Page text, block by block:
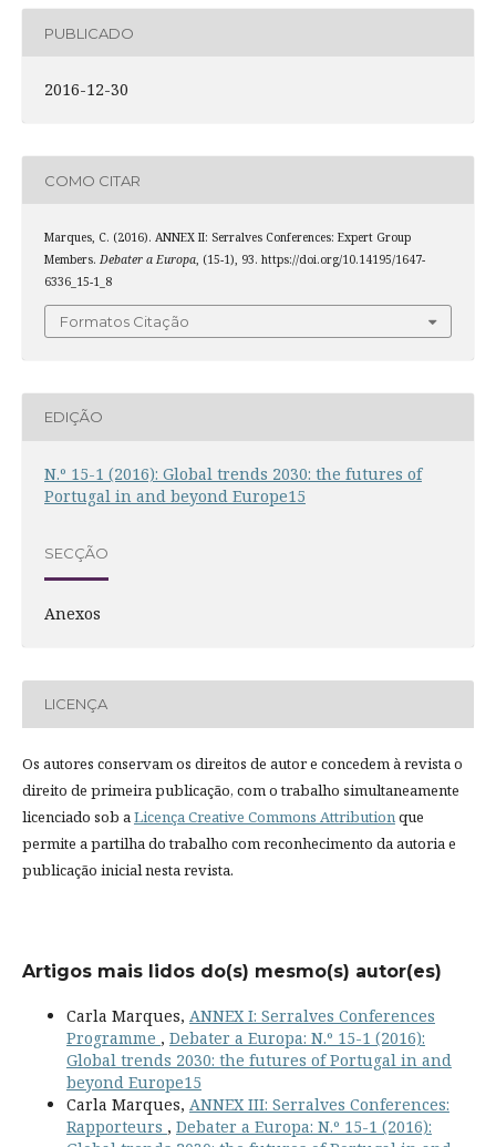
PUBLICADO
2016-12-30
COMO CITAR
Marques, C. (2016). ANNEX II: Serralves Conferences: Expert Group
Members. Debater a Europa, (15-1), 93. https://doi.org/10.14195/1647-
6336_15-1_8
Formatos Citação
EDIÇÃO
N.º 15-1 (2016): Global trends 2030: the futures of
Portugal in and beyond Europe15
SECÇÃO
Anexos
LICENÇA
Os autores conservam os direitos de autor e concedem à revista o
direito de primeira publicação, com o trabalho simultaneamente
licenciado sob aLicença Creative Commons Attributionque
permite a partilha do trabalho com reconhecimento da autoria e
publicação inicial nesta revista.
Artigos mais lidos do(s) mesmo(s) autor(es)
Carla Marques, ANNEX I: Serralves Conferences
Programme , Debater a Europa: N.º 15-1 (2016):
Global trends 2030: the futures of Portugal in and
beyond Europe15
Carla Marques, ANNEX III: Serralves Conferences:
Rapporteurs , Debater a Europa: N.º 15-1 (2016):